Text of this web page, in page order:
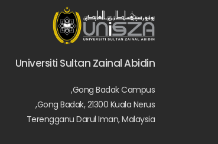
Universiti Sultan Zainal Abidin
Gong Badak Campus,
Gong Badak, 21300 Kuala Nerus,
Terengganu Darul Iman, Malaysia